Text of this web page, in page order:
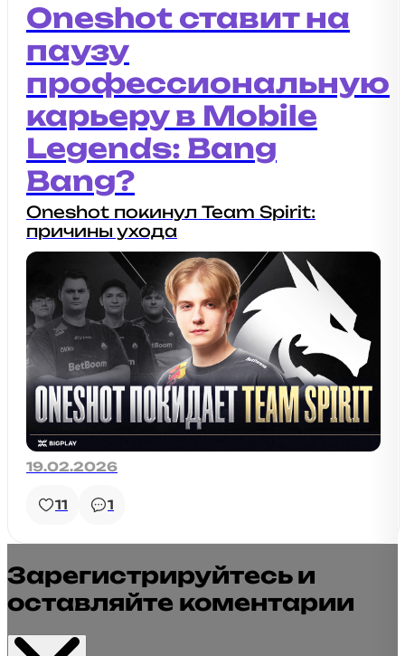
Oneshot ставит на
паузу
профессиональную
карьеру в Mobile
Legends: Bang
Bang?
Oneshot покинул Team Spirit:
причины ухода
19.02.2026
11 1
Зарегистрируйтесь и
оставляйте коментарии